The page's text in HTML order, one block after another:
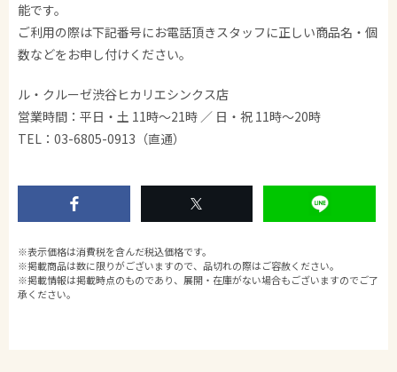
能です。
ご利用の際は下記番号にお電話頂きスタッフに正しい商品名・個
数などをお申し付けください。
ル・クルーゼ渋谷ヒカリエシンクス店
営業時間：平日・土 11時～21時 ／ 日・祝 11時～20時
TEL：03-6805-0913（直通）
※表示価格は消費税を含んだ税込価格です。
※掲載商品は数に限りがございますので、品切れの際はご容赦ください。
※掲載情報は掲載時点のものであり、展開・在庫がない場合もございますのでご了
承ください。